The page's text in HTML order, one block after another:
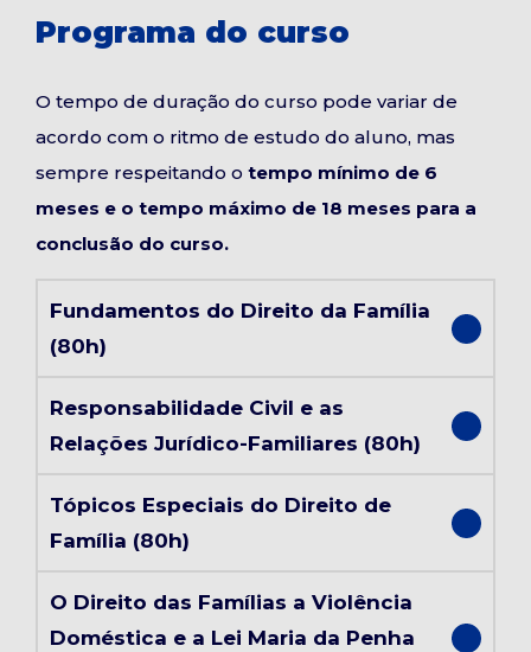
Programa do curso
O tempo de duração do curso pode variar de
acordo com o ritmo de estudo do aluno, mas
sempre respeitando o tempo mínimo de 6
meses e o tempo máximo de 18 meses para a
conclusão do curso.
Fundamentos do Direito da Família
(80h)
Responsabilidade Civil e as
Relações Jurídico-Familiares (80h)
Tópicos Especiais do Direito de
Família (80h)
O Direito das Famílias a Violência
Doméstica e a Lei Maria da Penha